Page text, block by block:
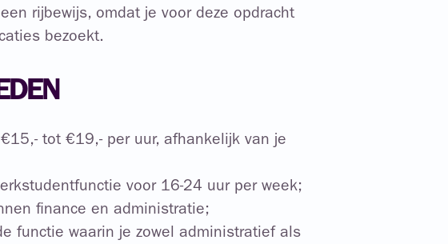
rijbewijs, omdat je voor deze opdracht
bezoekt.
tot €19,- per uur, afhankelijk van je
voor 16-24 uur per week;
finance en administratie;
functie waarin je zowel administratief als